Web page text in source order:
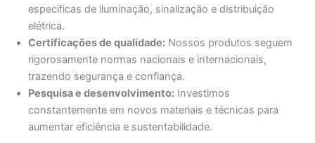
específicas de iluminação, sinalização e distribuição
elétrica.
Certificações de qualidade: Nossos produtos seguem
rigorosamente normas nacionais e internacionais,
trazendo segurança e confiança.
Pesquisa e desenvolvimento: Investimos
constantemente em novos materiais e técnicas para
aumentar eficiência e sustentabilidade.